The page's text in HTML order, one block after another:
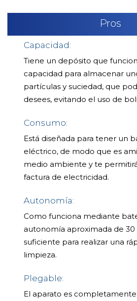
Pros
Capacidad:
Tiene un depósito que
capacidad para almacenar
partículas y suciedad, que
desees, evitando el uso de
Consumo:
Está diseñada para tener un
eléctrico, de modo que es
medio ambiente y te
factura de electricidad.
Autonomía:
Como funciona mediante
autonomía aproximada de 30
suficiente para realizar una
limpieza.
Plegable:
El aparato es